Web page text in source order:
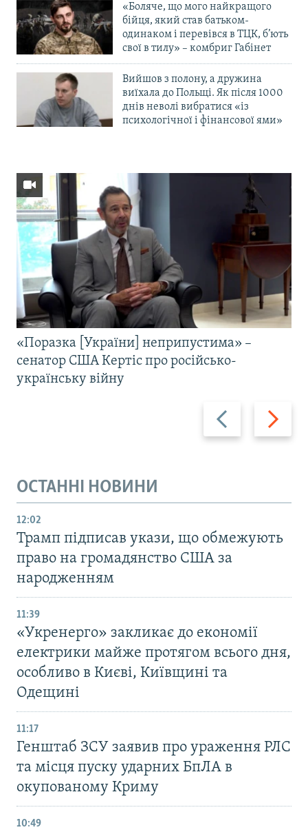
«Боляче, що мого найкращого
бійця, який став батьком-
одинаком і перевівся в ТЦК, б’ють
свої в тилу» – комбриг Габінет
Вийшов з полону, а дружина
виїхала до Польщі. Як після 1000
днів неволі вибратися «із
психологічної і фінансової ями»
Назад Вперед
«Поразка [України] неприпустима» –
сенатор США Кертіс про російсько-
українську війну
ОСТАННІ НОВИНИ
12:02
Трамп підписав укази, що обмежують
право на громадянство США за
народженням
11:39
«Укренерго» закликає до економії
електрики майже протягом всього дня,
особливо в Києві, Київщині та
Одещині
11:17
Генштаб ЗСУ заявив про ураження РЛС
та місця пуску ударних БпЛА в
окупованому Криму
10:49